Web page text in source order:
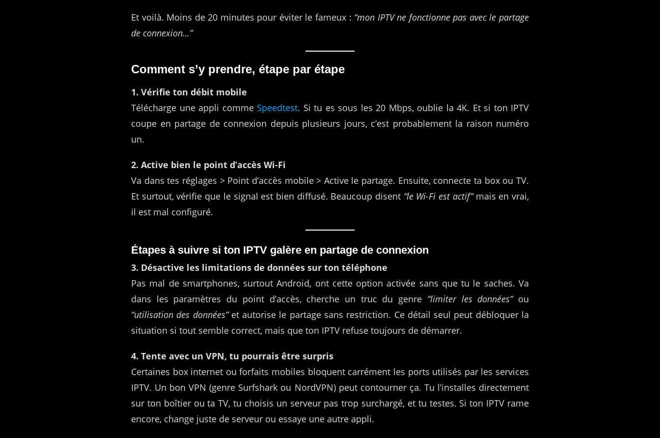
Et voilà. Moins de 20 minutes pour éviter le fameux : “mon IPTV ne fonctionne pas avec le partage
de connexion…”
Comment s’y prendre, étape par étape
1. Vérifie ton débit mobile
Télécharge une appli comme Speedtest. Si tu es sous les 20 Mbps, oublie la 4K. Et si ton IPTV
coupe en partage de connexion depuis plusieurs jours, c’est probablement la raison numéro
un.
2. Active bien le point d’accès Wi-Fi
Va dans tes réglages > Point d’accès mobile > Active le partage. Ensuite, connecte ta box ou TV.
Et surtout, vérifie que le signal est bien diffusé. Beaucoup disent “le Wi-Fi est actif”mais en vrai,
il est mal configuré.
Étapes à suivre si ton IPTV galère en partage de connexion
3. Désactive les limitations de données sur ton téléphone
Pas mal de smartphones, surtout Android, ont cette option activée sans que tu le saches. Va
dans les paramètres du point d’accès, cherche un truc du genre “limiter les données”ou
“utilisation des données”et autorise le partage sans restriction. Ce détail seul peut débloquer la
situation si tout semble correct, mais que ton IPTV refuse toujours de démarrer.
4. Tente avec un VPN, tu pourrais être surpris
Certaines box internet ou forfaits mobiles bloquent carrément les ports utilisés par les services
IPTV. Un bon VPN (genre Surfshark ou NordVPN) peut contourner ça. Tu l’installes directement
sur ton boîtier ou ta TV, tu choisis un serveur pas trop surchargé, et tu testes. Si ton IPTV rame
encore, change juste de serveur ou essaye une autre appli.